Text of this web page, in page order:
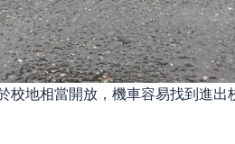
校地相當開放，機車容易找到進